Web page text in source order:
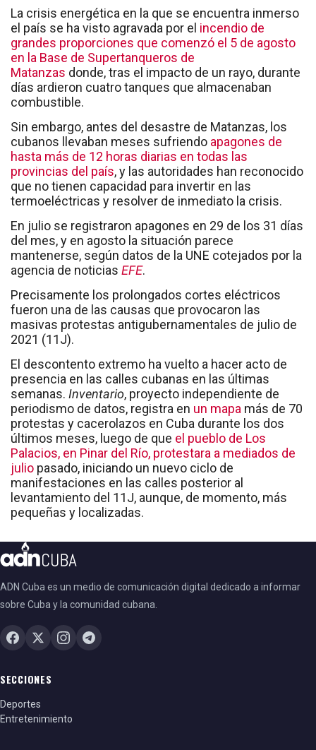
La crisis energética en la que se encuentra inmerso
el país se ha visto agravada por el incendio de
grandes proporciones que comenzó el 5 de agosto
en la Base de Supertanqueros de
Matanzas donde, tras el impacto de un rayo, durante
días ardieron cuatro tanques que almacenaban
combustible.
Sin embargo, antes del desastre de Matanzas, los
cubanos llevaban meses sufriendo apagones de
hasta más de 12 horas diarias en todas las
provincias del país, y las autoridades han reconocido
que no tienen capacidad para invertir en las
termoeléctricas y resolver de inmediato la crisis.
En julio se registraron apagones en 29 de los 31 días
del mes, y en agosto la situación parece
mantenerse, según datos de la UNE cotejados por la
agencia de noticias EFE.
Precisamente los prolongados cortes eléctricos
fueron una de las causas que provocaron las
masivas protestas antigubernamentales de julio de
2021 (11J).
El descontento extremo ha vuelto a hacer acto de
presencia en las calles cubanas en las últimas
semanas. Inventario, proyecto independiente de
periodismo de datos, registra en un mapa más de 70
protestas y cacerolazos en Cuba durante los dos
últimos meses, luego de que el pueblo de Los
Palacios, en Pinar del Río, protestara a mediados de
julio pasado, iniciando un nuevo ciclo de
manifestaciones en las calles posterior al
levantamiento del 11J, aunque, de momento, más
pequeñas y localizadas.
ADN Cuba es un medio de comunicación digital dedicado a informar
sobre Cuba y la comunidad cubana.
SECCIONES
Deportes
Entretenimiento